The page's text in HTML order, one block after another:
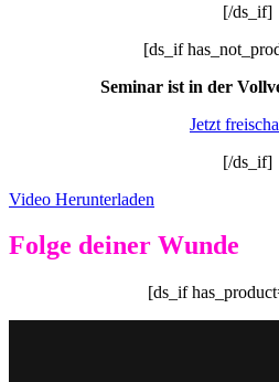
[/ds_if]
[ds_if
Seminar ist in der
Jetzt
[/ds_if]
Video Herunterladen
Folge deiner Wunde
[ds_if